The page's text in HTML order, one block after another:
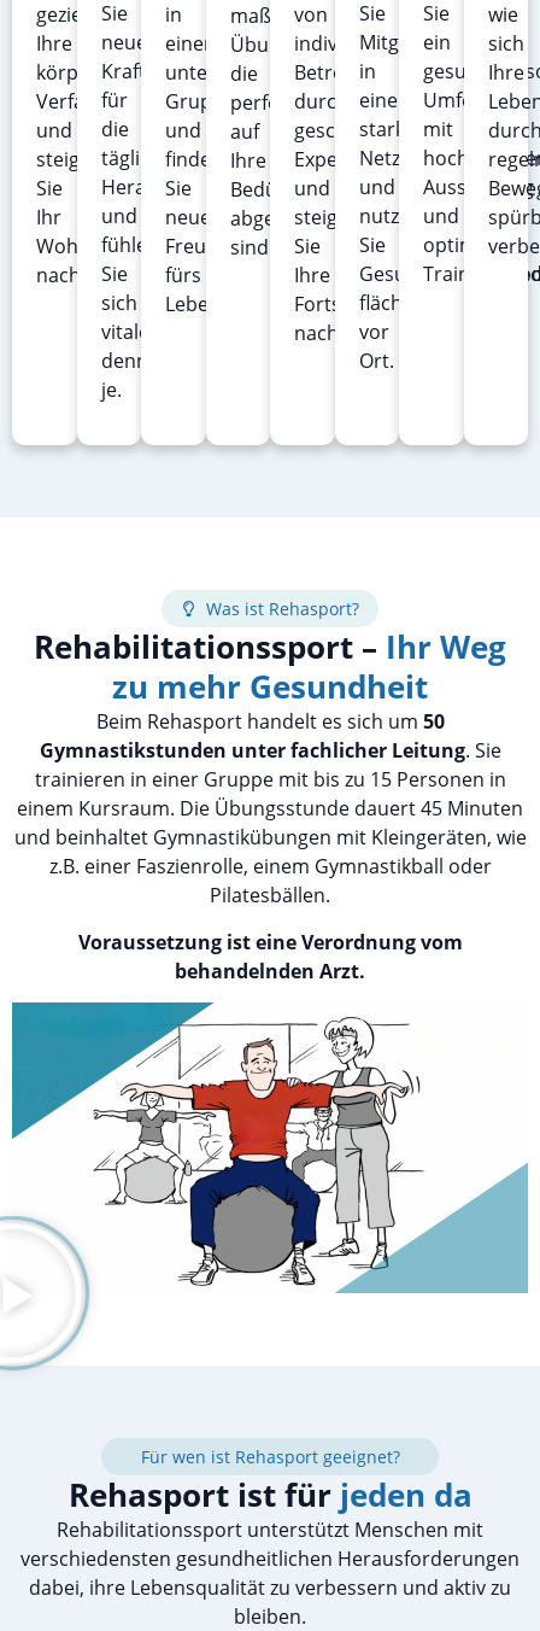
gezielt
Ihre
körperliche
Verfassung
und
steigern
Sie
Ihr
Wohlbefinden
nachhaltig.
Sie
neue
Kraft
für
die
täglichen
Herausforderungen
und
fühlen
Sie
sich
vitaler
denn
je.
in
einer
unterstützenden
Gruppe
und
finden
Sie
neue
Freundschaften
fürs
Leben.
maßgeschneiderten
Übungen,
die
perfekt
auf
Ihre
Bedürfnisse
abgestimmt
sind.
von
individueller
Betreuung
durch
geschulte
Experten
und
steigern
Sie
Ihre
Fortschritte
nachhaltig.
Sie
Mitglied
in
einem
starken
Netzwerk
und
nutzen
Sie
flächendeckend
vor
Ort.
Sie
ein
Umfeld
mit
Ausstattung
und
optimalen
wie
sich
Ihre
Was ist Rehasport?
Rehabilitationssport – Ihr Weg
zu mehr Gesundheit
Beim Rehasport handelt es sich um 50
Gymnastikstunden unter fachlicher Leitung. Sie
trainieren in einer Gruppe mit bis zu 15 Personen in
einem Kursraum. Die Übungsstunde dauert 45 Minuten
und beinhaltet Gymnastikübungen mit Kleingeräten, wie
z.B. einer Faszienrolle, einem Gymnastikball oder
Pilatesbällen.
Voraussetzung ist eine Verordnung vom
behandelnden Arzt.
Für wen ist Rehasport geeignet?
Rehasport ist fürjeden da
Rehabilitationssport unterstützt Menschen mit
verschiedensten gesundheitlichen Herausforderungen
dabei, ihre Lebensqualität zu verbessern und aktiv zu
bleiben.